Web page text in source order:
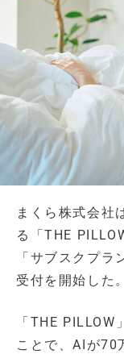
まくら株式会社
る「THE
「サブスクプ
受付を開始した。
「THE
ことで、AIが70